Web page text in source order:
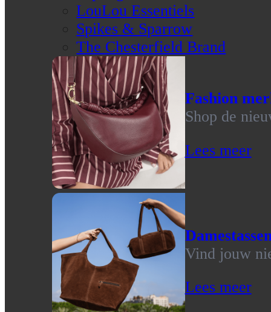
LouLou Essentiels
Spikes & Sparrow
The Chesterfield Brand
Fashion
Shop de
Lees meer
Vind jouw
Lees meer